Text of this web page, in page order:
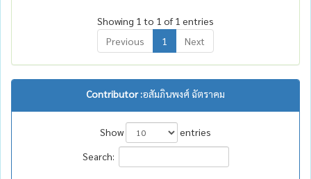
Showing 1 to 1 of 1 entries
Previous
1 Next
Contributor :อสัมภินพงศ์ ฉัตราคม
Show
entries
Search: